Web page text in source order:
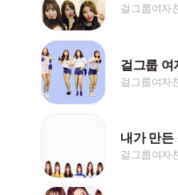
걸그룹여
걸그룹 여
걸그룹여
걸그룹여